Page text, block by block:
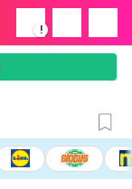
!